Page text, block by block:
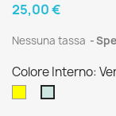
25,00 €
Nessuna tassa
Colore Interno: